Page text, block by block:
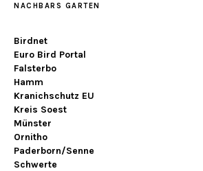
NACHBARS GARTEN
Birdnet
Euro Bird Portal
Falsterbo
Hamm
Kranichschutz EU
Kreis Soest
Münster
Ornitho
Paderborn/Senne
Schwerte